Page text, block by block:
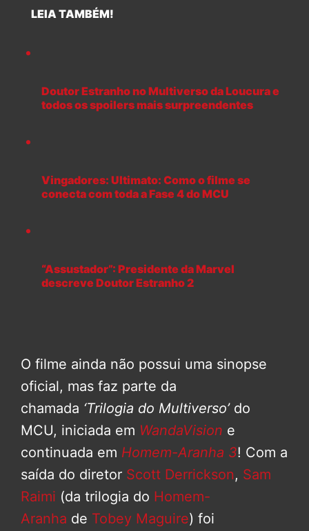
LEIA TAMBÉM!
Doutor Estranho no Multiverso da Loucura e
todos os spoilers mais surpreendentes
Vingadores: Ultimato: Como o filme se
conecta com toda a Fase 4 do MCU
“Assustador”: Presidente da Marvel
descreve Doutor Estranho 2
O filme ainda não possui uma sinopse
oficial, mas faz parte da
chamada ‘Trilogia do Multiverso’do
MCU, iniciada em WandaVision e
continuada em Homem-Aranha 3! Com a
saída do diretor Scott Derrickson, Sam
Raimi (da trilogia do Homem-
Aranha de Tobey Maguire) foi